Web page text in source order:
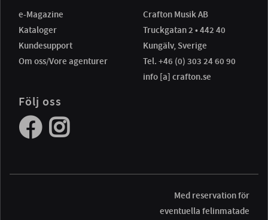
e-Magazine
Kataloger
Kundesupport
Om oss/Vore agenturer
Crafton Musik AB
Truckgatan 2 • 442 40
Kungälv, Sverige
Tel. +46 (0) 303 24 60 90
info [a] crafton.se
Följ oss
Med reservation för
eventuella felinmatade